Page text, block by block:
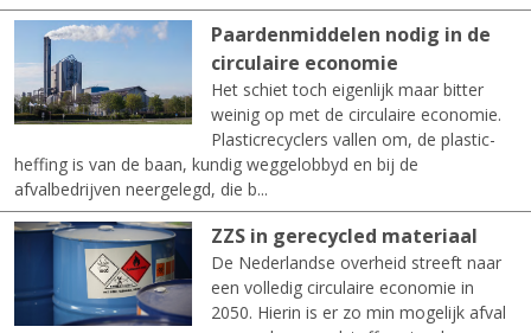
Paardenmiddelen nodig in de
circulaire economie
Het schiet toch eigenlijk maar bitter
weinig op met de circulaire economie.
Plasticrecyclers vallen om, de plastic-
heffing is van de baan, kundig weggelobbyd en bij de
afvalbedrijven neergelegd, die b...
ZZS in gerecycled materiaal
De Nederlandse overheid streeft naar
een volledig circulaire economie in
2050. Hierin is er zo min mogelijk afval